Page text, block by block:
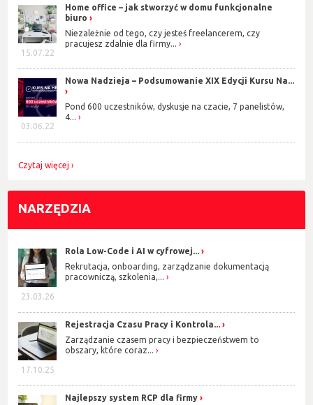
zrozumiały styl autora. Wiele przykładów z życia poparte naukową
wiedzą powoduje, że książka jest nie tylko bardzo ciekawa, ale też
niezwykle wiarygodna. Istotą metody sześciu kroków jest przejście
przez proces budowania motywacji do działania. Odpowiadając na
wyrośnie piękna roślina.
15.07.22
Home office – jak stworzyć w domu funkcjonalne
biuro
Niezależnie od tego, czy jesteś freelancerem, czy
pracujesz zdalnie dla firmy...
03.06.22
Nowa Nadzieja – Podsumowanie XIX Edycji Kursu Na...
Pond 600 uczestników, dyskusje na czacie, 7 panelistów,
4...
Czytaj więcej
NARZĘDZIA
23.03.26
Rola Low-Code i AI w cyfrowej...
Rekrutacja, onboarding, zarządzanie dokumentacją
pracowniczą, szkolenia,...
17.10.25
Rejestracja Czasu Pracy i Kontrola...
Zarządzanie czasem pracy i bezpieczeństwem to
obszary, które coraz...
Najlepszy system RCP dla firmy